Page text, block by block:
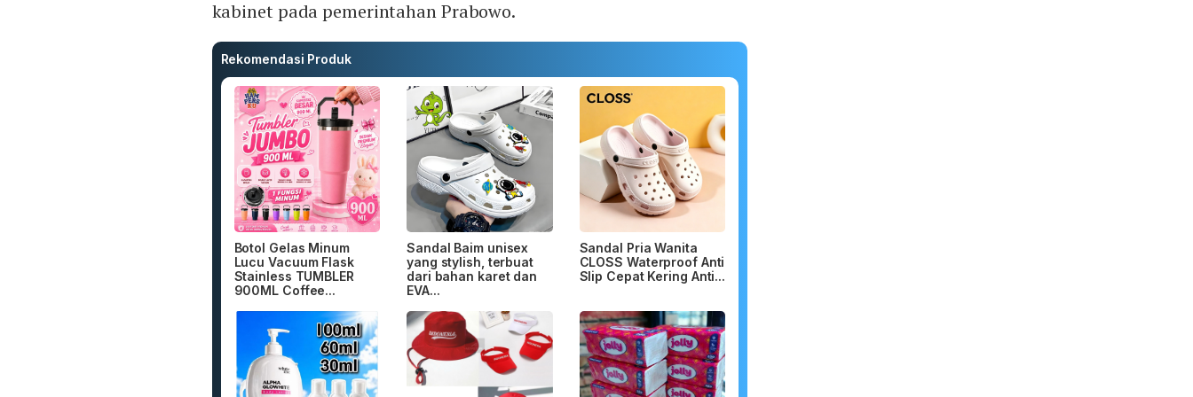
kabinet pada pemerintahan Prabowo.
Rekomendasi Produk
Botol Gelas Minum
Lucu Vacuum Flask
Stainless TUMBLER
900ML Coffee...
Sandal Baim unisex
yang stylish, terbuat
dari bahan karet dan
EVA...
Sandal Pria Wanita
CLOSS Waterproof Anti
Slip Cepat Kering Anti...